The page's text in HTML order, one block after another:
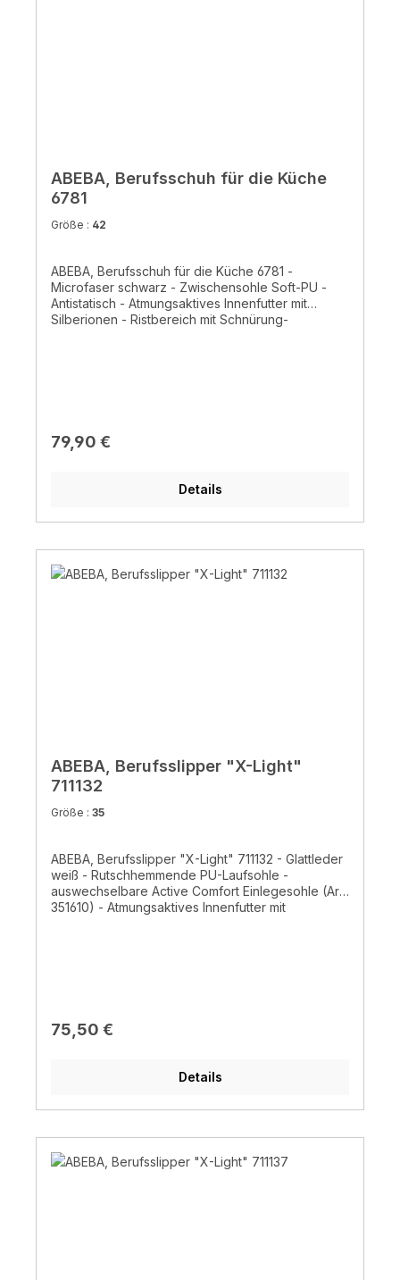
ABEBA, Berufsschuh für die Küche
6781
Größe : 42
ABEBA, Berufsschuh für die Küche 6781 -
Microfaser schwarz - Zwischensohle Soft-PU -
Antistatisch - Atmungsaktives Innenfutter mit
Silberionen - Ristbereich mit Schnürung-
Regulärer Preis:
79,90 €
Details
ABEBA, Berufsslipper "X-Light"
711132
Größe : 35
ABEBA, Berufsslipper "X-Light" 711132 - Glattleder
weiß - Rutschhemmende PU-Laufsohle -
auswechselbare Active Comfort Einlegesohle (Art.
351610) - Atmungsaktives Innenfutter mit
Regulärer Preis:
75,50 €
Details